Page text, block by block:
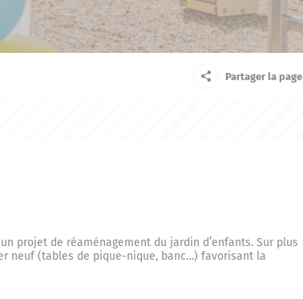
Partager la page
projet de réaménagement du jardin d’enfants. Sur plus
neuf (tables de pique-nique, banc…) favorisant la